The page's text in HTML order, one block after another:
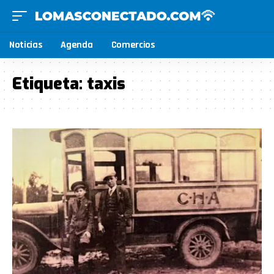
Noticias Agenda Comercios
Etiqueta:taxis